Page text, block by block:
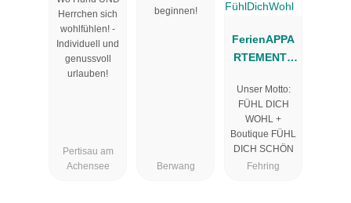
Hotel am
Achensee
Herrchen sich
wohlfühlen! -
Individuell und
genussvoll
urlauben!
Pertisau am
Achensee
beginnen!
Berwang
FerienAPPA
RTEMENTS
FühlDichWo
hl
Unser Motto:
FÜHL DICH
WOHL +
Boutique FÜHL
DICH SCHÖN
Fehring